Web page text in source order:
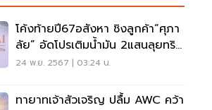
โค้งท้ายปี67อสังหา ชิงลูกค้า“ศุภา
ลัย” อัดโปรเติมน้ำมัน 2แสนลุยทริป
ทั่วไทย
24 พ.ย. 2567 | 03:24 น.
ทายาทเจ้าสัวเจริญ ปลื้ม AWC คว้า